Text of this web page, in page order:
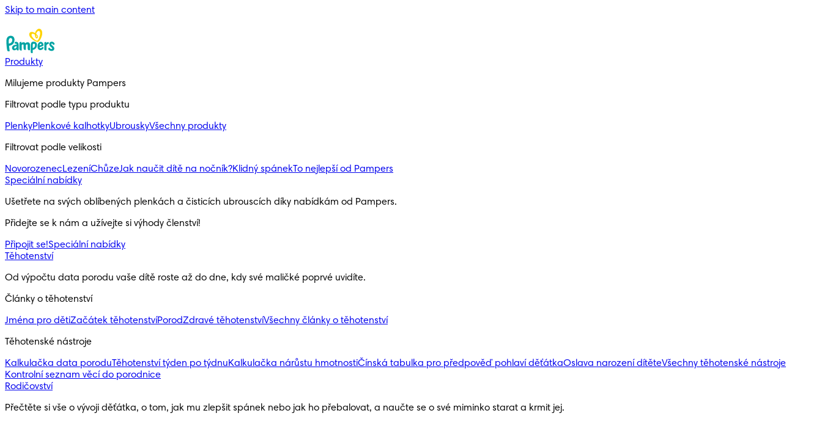
Skip to main content
Produkty
Milujeme produkty Pampers
Filtrovat podle typu produktu
PlenkyPlenkové kalhotkyUbrouskyVšechny produkty
Filtrovat podle velikosti
NovorozenecLezeníChůzeJak naučit dítě na nočník?Klidný spánekTo nejlepší od Pampers
Speciální nabídky
Ušetřete na svých oblíbených plenkách a čisticích ubrouscích díky nabídkám od Pampers.
Přidejte se k nám a užívejte si výhody členství!
Připojit se!Speciální nabídky
Těhotenství
Od výpočtu data porodu vaše dítě roste až do dne, kdy své maličké poprvé uvidíte.
Články o těhotenství
Jména pro dětiZačátek těhotenstvíPorodZdravé těhotenstvíVšechny články o těhotenství
Těhotenské nástroje
Kalkulačka data poroduTěhotenství týden po týdnuKalkulačka nárůstu hmotnostiČínská tabulka pro předpověď pohlaví děťátkaOslava narození dítěteVšechny těhotenské nástroje
Kontrolní seznam věcí do porodnice
Rodičovství
Přečtěte si vše o vývoji děťátka, o tom, jak mu zlepšit spánek nebo jak ho přebalovat, a naučte se o své miminko starat a krmit jej.